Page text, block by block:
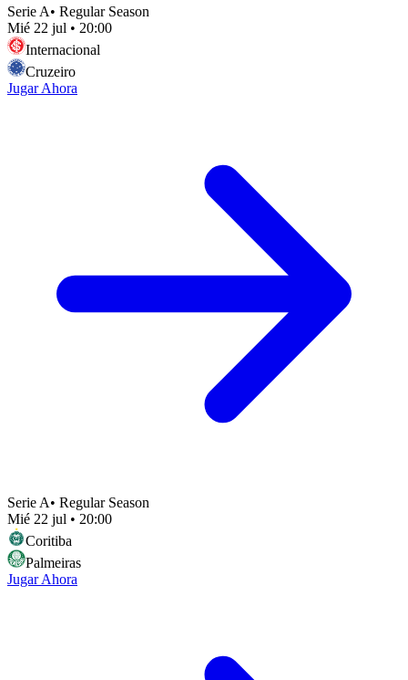
Serie A• Regular Season
Mié 22 jul • 20:00
Internacional
Cruzeiro
Jugar Ahora
Serie A• Regular Season
Mié 22 jul • 20:00
Coritiba
Palmeiras
Jugar Ahora